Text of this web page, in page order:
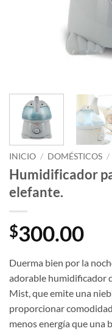
INICIO / DOMÉSTICOS /
Humidificador
elefante.
$300.00
Duerma bien por la
adorable humidificador
Mist, que emite una
proporcionar
menos energía que una